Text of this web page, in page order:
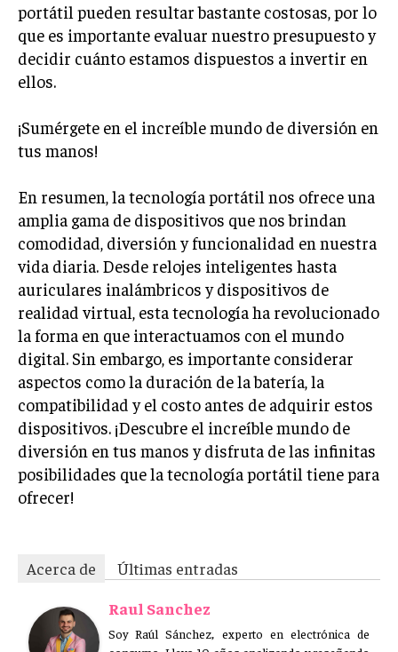
portátil pueden resultar bastante costosas, por lo
que es importante evaluar nuestro presupuesto y
decidir cuánto estamos dispuestos a invertir en
ellos.
¡Sumérgete en el increíble mundo de diversión en
tus manos!
En resumen, la tecnología portátil nos ofrece una
amplia gama de dispositivos que nos brindan
comodidad, diversión y funcionalidad en nuestra
vida diaria. Desde relojes inteligentes hasta
auriculares inalámbricos y dispositivos de
realidad virtual, esta tecnología ha revolucionado
la forma en que interactuamos con el mundo
digital. Sin embargo, es importante considerar
aspectos como la duración de la batería, la
compatibilidad y el costo antes de adquirir estos
dispositivos. ¡Descubre el increíble mundo de
diversión en tus manos y disfruta de las infinitas
posibilidades que la tecnología portátil tiene para
ofrecer!
Acerca de
Últimas entradas
Raul Sanchez
Soy Raúl Sánchez, experto en electrónica de